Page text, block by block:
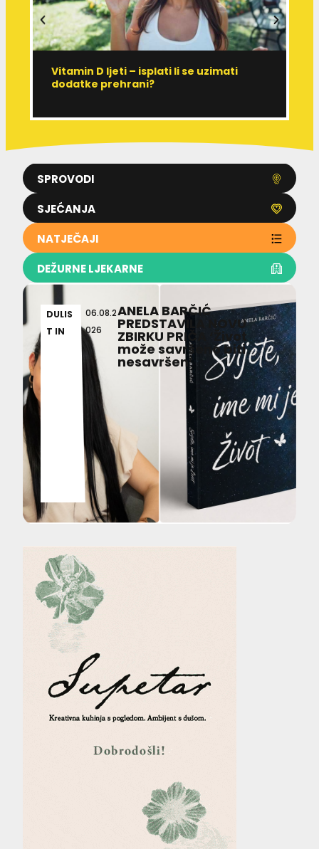
SPROVODI
SJEĆANJA
NATJEČAJI
DEŽURNE LJEKARNE
Vitamin D ljeti – isplati li se uzimati
dodatke prehrani?
DULIS
T IN
06.08.2
026
ANELA BARČIĆ
PREDSTAVILA NOVU
ZBIRKU PRIČA ‘Život
može savršeno biti
nesavršen’